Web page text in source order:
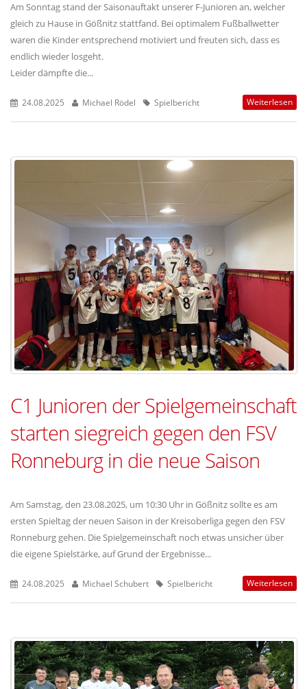
Am Sonntag stand der Saisonauftakt unserer F-Junioren an, welcher
gleich zu Hause in Gößnitz stattfand. Bei optimalem Fußballwetter
waren die Kinder entsprechend motiviert und freuten sich, dass es
endlich wieder losgeht.
Leider dämpfte die...
24.08.2025 Michael Rödel Spielbericht Weiterlesen
C1 Junioren der Spielgemeinschaft
starten siegreich gegen den FSV
Ronneburg in die neue Saison
Am Samstag, den 23.08.2025, um 10:30 Uhr in Gößnitz sollte es am
ersten Spieltag der neuen Saison in der Kreisoberliga gegen den FSV
Ronneburg gehen. Die Spielgemeinschaft noch etwas unsicher über
die eigene Spielstärke, auf Grund der Ergebnisse...
24.08.2025 Michael Schubert Spielbericht Weiterlesen